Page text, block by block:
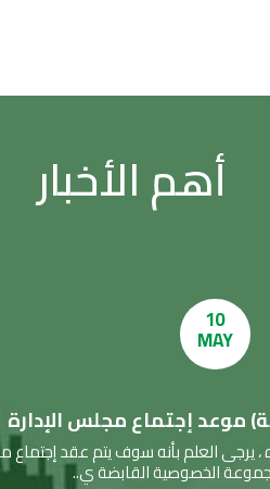
أهم الأخبار
10
MAY
موعد إجتماع مجلس الإدارة
، يرجى العلم بأنه سوف يتم عقد
الخصوصية القابضة ي..